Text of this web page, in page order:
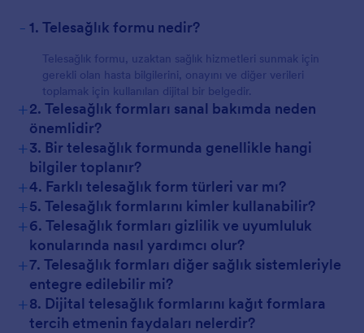
- 1. Telesağlık formu nedir?
Telesağlık formu, uzaktan sağlık hizmetleri sunmak için
gerekli olan hasta bilgilerini, onayını ve diğer verileri
toplamak için kullanılan dijital bir belgedir.
+2. Telesağlık formları sanal bakımda neden
önemlidir?
+3. Bir telesağlık formunda genellikle hangi
bilgiler toplanır?
+4. Farklı telesağlık form türleri var mı?
+5. Telesağlık formlarını kimler kullanabilir?
+6. Telesağlık formları gizlilik ve uyumluluk
konularında nasıl yardımcı olur?
+7. Telesağlık formları diğer sağlık sistemleriyle
entegre edilebilir mi?
+8. Dijital telesağlık formlarını kağıt formlara
tercih etmenin faydaları nelerdir?